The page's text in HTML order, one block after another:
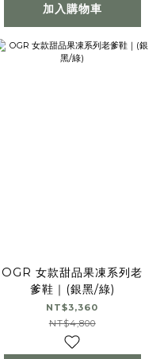
加入購物車
OGR 女款甜品果凍系列老
爹鞋｜(銀黑/綠)
NT$3,360
NT$4,800